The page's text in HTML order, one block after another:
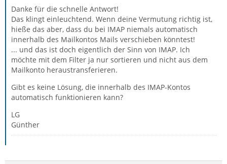
Danke für die schnelle Antwort!
Das klingt einleuchtend. Wenn deine Vermutung richtig ist,
hieße das aber, dass du bei IMAP niemals automatisch
innerhalb des Mailkontos Mails verschieben könntest!
... und das ist doch eigentlich der Sinn von IMAP. Ich
möchte mit dem Filter ja nur sortieren und nicht aus dem
Mailkonto heraustransferieren.
Gibt es keine Lösung, die innerhalb des IMAP-Kontos
automatisch funktionieren kann?
LG
Günther